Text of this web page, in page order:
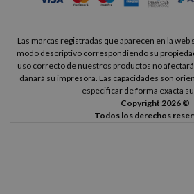
Las marcas registradas que aparecen en la
modo descriptivo correspondiendo su
uso correcto de nuestros productos no
dañará su impresora. Las capacidades son
especificar de forma exacta su
Copyright 2026 ©
Todos los derechos